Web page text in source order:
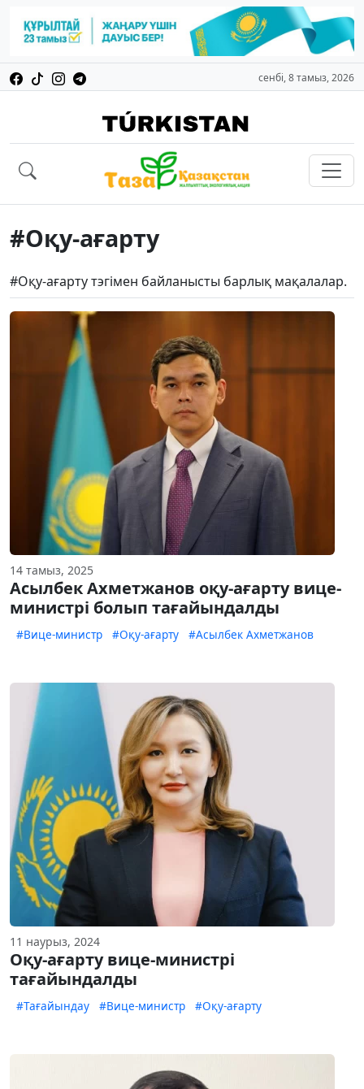
сенбі, 8 тамыз, 2026
#Оқу-ағарту
#Оқу-ағарту тэгімен байланысты барлық мақалалар.
14 тамыз, 2025
Асылбек Ахметжанов оқу-ағарту вице-
министрі болып тағайындалды
#Вице-министр #Оқу-ағарту #Асылбек Ахметжанов
11 наурыз, 2024
Оқу-ағарту вице-министрі
тағайындалды
#Тағайындау #Вице-министр #Оқу-ағарту